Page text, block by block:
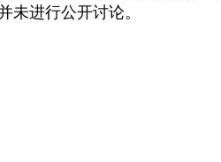
未进行公开讨论。